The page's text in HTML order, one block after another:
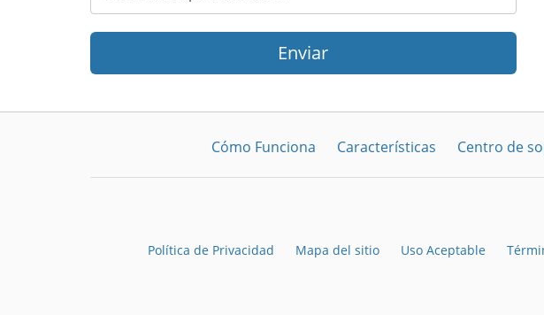
Enviar
Cómo Funciona Características Centro de
Política de Privacidad Mapa del sitio Uso Aceptable